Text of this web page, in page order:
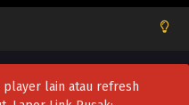
lain atau refresh